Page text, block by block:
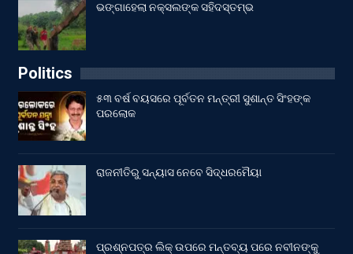
ଭଙ୍ଗାହେଲା ନକ୍ସଲଙ୍କ ସହିଦସ୍ତମ୍ଭ
Politics
୫୩ ବର୍ଷ ବୟସରେ ପୂର୍ବତନ ମନ୍ତ୍ରୀ ସୁଶାନ୍ତ ସିଂହଙ୍କ
ପରଲୋକ
ରାଜନୀତିରୁ ସନ୍ୟାସ ନେବେ ସିଦ୍ଧରମୈୟା
ପ୍ରଶ୍ନପତ୍ର ଲିକ୍ ଉପରେ ମନ୍ତବ୍ୟ ପରେ ନବୀନଙ୍କୁ